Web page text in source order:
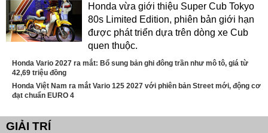
Honda vừa giới thiệu Super Cub Tokyo
80s Limited Edition, phiên bản giới hạn
được phát triển dựa trên dòng xe Cub
quen thuộc.
Honda Vario 2027 ra mắt: Bổ sung bản ghi đông trần như mô tô, giá từ
42,69 triệu đồng
Honda Việt Nam ra mắt Vario 125 2027 với phiên bản Street mới, động cơ
đạt chuẩn EURO 4
GIẢI TRÍ